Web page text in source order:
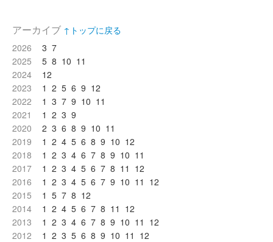
アーカイブ ↑トップに戻る
2026
3 7
2025
5 8 10 11
2024
12
2023
1 2 5 6 9 12
2022
1 3 7 9 10 11
2021
1 2 3 9
2020
2 3 6 8 9 10 11
2019
1 2 4 5 6 8 9 10 12
2018
1 2 3 4 6 7 8 9 10 11
2017
1 2 3 4 5 6 7 8 11 12
2016
1 2 3 4 5 6 7 9 10 11 12
2015
1 5 7 8 12
2014
1 2 4 5 6 7 8 11 12
2013
1 2 3 4 6 7 8 9 10 11 12
2012
1 2 3 5 6 8 9 10 11 12